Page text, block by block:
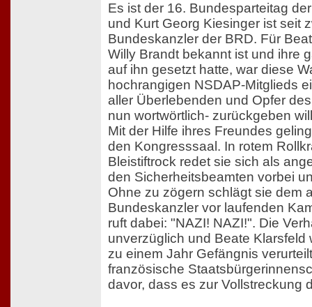
Es ist der 16. Bundesparteitag
und Kurt Georg Kiesinger ist seit
Bundeskanzler der BRD. Für
Willy Brandt bekannt ist und ihre
auf ihn gesetzt hatte, war diese
hochrangigen NSDAP-Mitglieds
aller Überlebenden und Opfer
nun wortwörtlich- zurückgeben
Mit der Hilfe ihres Freundes
den Kongresssaal. In rotem
Bleistiftrock redet sie sich als
den Sicherheitsbeamten vorbei
Ohne zu zögern schlägt sie dem
Bundeskanzler vor laufenden
ruft dabei: "NAZI! NAZI!". Die
unverzüglich und Beate Klarsfeld
zu einem Jahr Gefängnis
französische
davor, dass es zur Vollstreckung